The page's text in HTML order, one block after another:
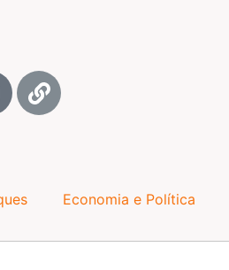
Economia e Política